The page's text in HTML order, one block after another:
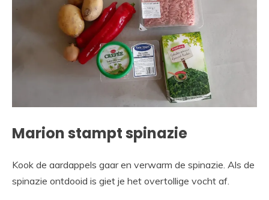
Marion stampt spinazie
Kook de aardappels gaar en verwarm de spinazie. Als de
spinazie ontdooid is giet je het overtollige vocht af.